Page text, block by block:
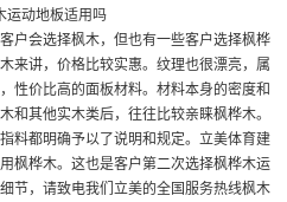
运动地板适用吗
户会选择枫木，但也有一些客户选择枫桦
来讲，价格比较实惠。纹理也很漂亮，属
，性价比高的面板材料。材料本身的密度和
和其他实木类后，往往比较亲睐枫桦木。
料都明确予以了说明和规定。立美体育建
枫桦木。这也是客户第二次选择枫桦木运
节，请致电我们立美的全国服务热线枫木